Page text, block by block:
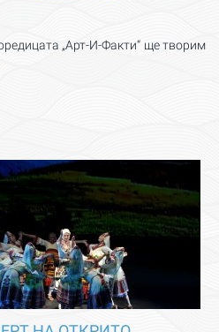
„Арт-И-Факти“ ще творим